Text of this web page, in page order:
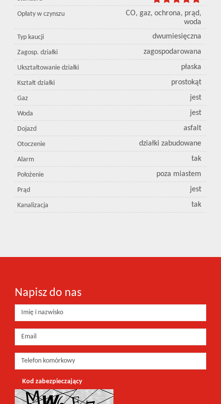
Opłaty w czynszu
CO, gaz, ochrona, prąd,
woda
Typ kaucji dwumiesięczna
Zagosp. działki zagospodarowana
Ukształtowanie działki płaska
Kształt działki prostokąt
Gaz jest
Woda jest
Dojazd asfalt
Otoczenie działki zabudowane
Alarm tak
Położenie poza miastem
Prąd jest
Kanalizacja tak
Napisz do nas
Kod zabezpieczający